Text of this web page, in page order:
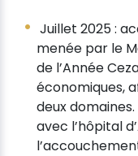
Juillet 2025 :
menée par le
de l’Année
économiques,
deux
avec l’hôpital